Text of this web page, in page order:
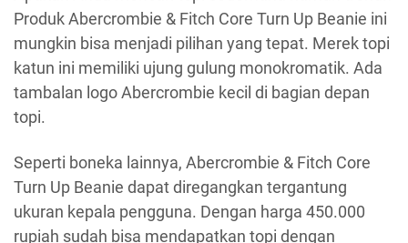
Produk Abercrombie & Fitch Core Turn Up Beanie ini
mungkin bisa menjadi pilihan yang tepat. Merek topi
katun ini memiliki ujung gulung monokromatik. Ada
tambalan logo Abercrombie kecil di bagian depan
topi.
Seperti boneka lainnya, Abercrombie & Fitch Core
Turn Up Beanie dapat diregangkan tergantung
ukuran kepala pengguna. Dengan harga 450.000
rupiah sudah bisa mendapatkan topi dengan